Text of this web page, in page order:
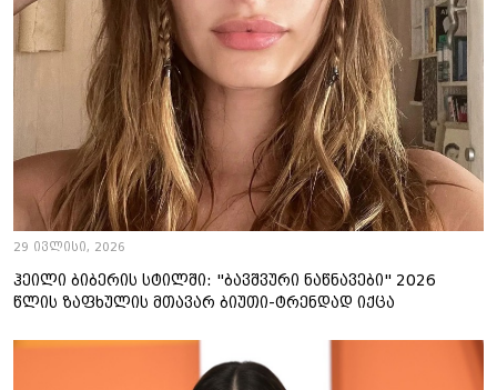
29 ივლისი, 2026
ჰეილი ბიბერის სტილში: "ბავშვური ნაწნავები" 2026
წლის ზაფხულის მთავარ ბიუთი-ტრენდად იქცა